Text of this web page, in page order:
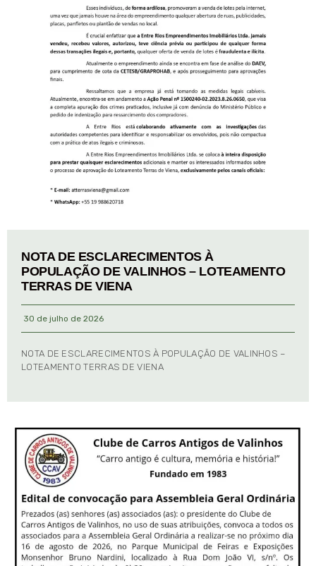
NOTA DE ESCLARECIMENTOS À
POPULAÇÃO DE VALINHOS – LOTEAMENTO
TERRAS DE VIENA
30 de julho de 2026
NOTA DE ESCLARECIMENTOS À POPULAÇÃO DE VALINHOS –
LOTEAMENTO TERRAS DE VIENA